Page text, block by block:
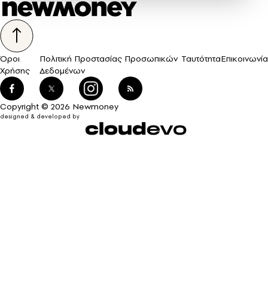
Όροι
Χρήσης
Πολιτική Προστασίας Προσωπικών
Δεδομένων
ΤαυτότηταΕπικοινωνία
Copyright © 2026 Newmoney
designed & developed by